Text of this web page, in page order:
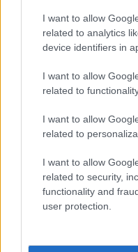
I want to allow
related to analytics
device identifiers in
I want to allow
related to
I want to allow
related to
I want to allow
related to security,
functionality and
user protection.
Szoboszlai és
szintre
TikTokot ez az
Az egyik
animátor sem
csörtéjét.